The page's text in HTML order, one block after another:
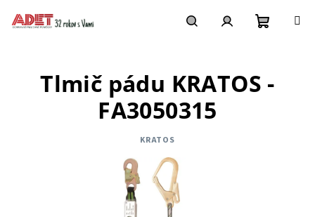
košík
Tlmič pádu KRATOS -
FA3050315
KRATOS